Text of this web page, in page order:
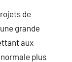
de
grande
aux
plus